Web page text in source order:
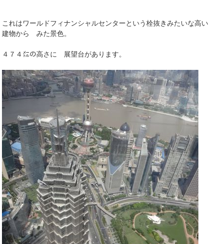
これはワールドフィナンシャルセンターという栓抜きみたいな高い
建物から みた景色。
４７４㍍の高さに 展望台があります。